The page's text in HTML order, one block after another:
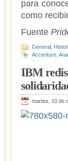
para
como
Fuente
General
Accenture
Johnson
IBM
martes, 10 de